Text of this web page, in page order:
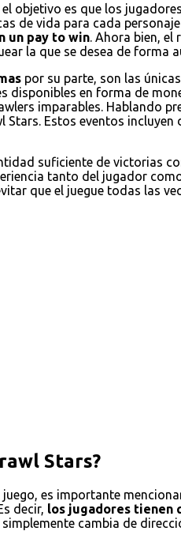
objetivo es que los
de vida para cada
un pay to win . Ahora bien,
la que se desea de forma
por su parte, son las
disponibles en forma de
imparables. Hablando
Stars. Estos eventos incluyen
suficiente de victorias
tanto del jugador
que el juegue todas las
Stars?
es importante
decir, los jugadores tienen
cambia de